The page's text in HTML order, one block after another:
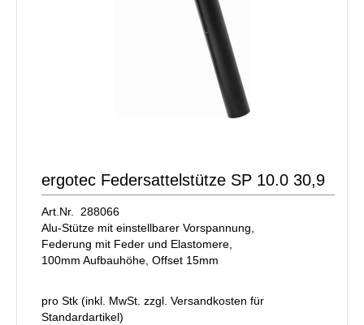
ergotec Federsattelstütze SP 10.0 30,9
Art.Nr. 288066
Alu-Stütze mit einstellbarer Vorspannung,
Federung mit Feder und Elastomere,
100mm Aufbauhöhe, Offset 15mm
pro Stk (inkl. MwSt. zzgl. Versandkosten für
Standardartikel)